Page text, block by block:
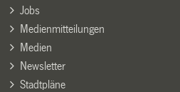
Jobs
Medienmitteilungen
Medien
Newsletter
Stadtpläne